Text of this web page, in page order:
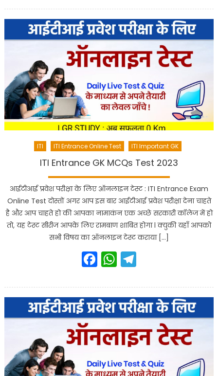
ITI ITI Entrance Online Test ITI Important GK
ITI Entrance GK MCQs Test 2023
आईटीआई प्रवेश परीक्षा के लिए ऑनलाइन टेस्ट : ITI Entrance Exam
Online Test दोस्तों अगर आप इस बार आईटीआई प्रवेश परीक्षा देना चाहते
है और आप चाहते हो की आपका नामाकंन एक अच्छे सरकारी कॉलेज में हो
तो, यह टेस्ट सीरीज आपके लिए रामबाण शाबित होगा l क्युकी यहाँ आपको
सभी विषय का ऑनलाइन टेस्ट कराया […]
Facebook
WhatsApp